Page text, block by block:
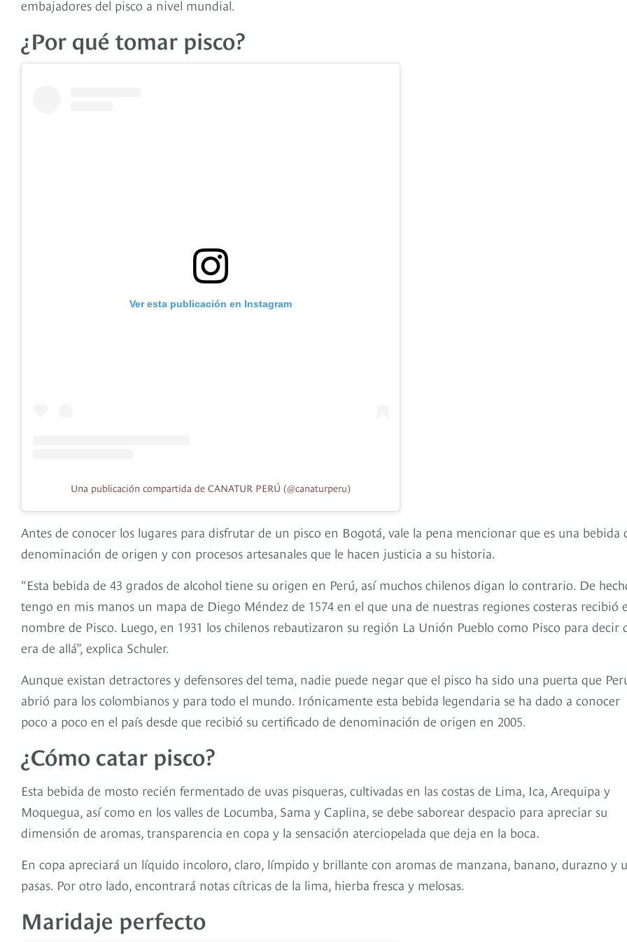
embajadores del pisco a nivel mundial.
¿Por qué tomar pisco?
Ver esta publicación en Instagram
Una publicación compartida de CANATUR PERÚ (@canaturperu)
Antes de conocer los lugares para disfrutar de un pisco en Bogotá, vale la pena mencionar que es una bebida
denominación de origen y con procesos artesanales que le hacen justicia a su historia.
“Esta bebida de 43 grados de alcohol tiene su origen en Perú, así muchos chilenos digan lo contrario. De
tengo en mis manos un mapa de Diego Méndez de 1574 en el que una de nuestras regiones costeras recibió
nombre de Pisco. Luego, en 1931 los chilenos rebautizaron su región La Unión Pueblo como Pisco para decir
era de allá”, explica Schuler.
Aunque existan detractores y defensores del tema, nadie puede negar que el pisco ha sido una puerta que
abrió para los colombianos y para todo el mundo. Irónicamente esta bebida legendaria se ha dado a conocer
poco a poco en el país desde que recibió su certificado de denominación de origen en 2005.
¿Cómo catar pisco?
Esta bebida de mosto recién fermentado de uvas pisqueras, cultivadas en las costas de Lima, Ica, Arequipa y
Moquegua, así como en los valles de Locumba, Sama y Caplina, se debe saborear despacio para apreciar su
dimensión de aromas, transparencia en copa y la sensación aterciopelada que deja en la boca.
En copa apreciará un líquido incoloro, claro, límpido y brillante con aromas de manzana, banano, durazno y
pasas. Por otro lado, encontrará notas cítricas de la lima, hierba fresca y melosas.
Maridaje perfecto